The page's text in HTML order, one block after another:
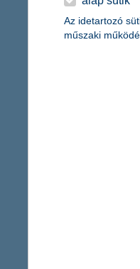
az új technológia
A digitális ikrek egy
Az idetartozó
műszaki